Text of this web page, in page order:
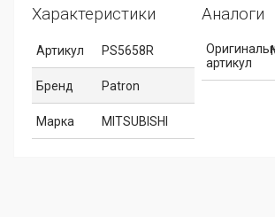
Характеристики
Артикул PS5658R
Бренд Patron
Марка MITSUBISHI
Аналоги
артикул